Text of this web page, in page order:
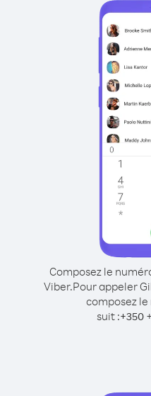
Composez le
Viber.Pour appeler
composez
suit :+350+